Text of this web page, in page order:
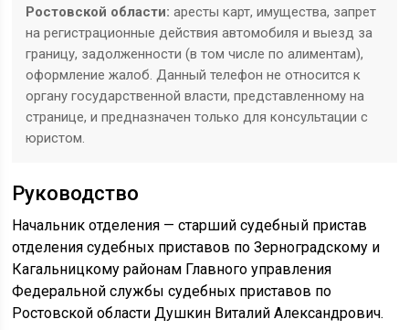
Ростовской области: аресты карт, имущества, запрет
на регистрационные действия автомобиля и выезд за
границу, задолженности (в том числе по алиментам),
оформление жалоб. Данный телефон не относится к
органу государственной власти, представленному на
странице, и предназначен только для консультации с
юристом.
Руководство
Начальник отделения — старший судебный пристав
отделения судебных приставов по Зерноградскому и
Кагальницкому районам Главного управления
Федеральной службы судебных приставов по
Ростовской области Душкин Виталий Александрович.